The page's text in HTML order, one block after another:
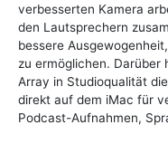
verbesserten Kamera
den Lautsprechern
bessere
zu ermöglichen. Darüber
Array in Studioqualität
direkt auf dem iMac für
Podcast-Aufnahmen,